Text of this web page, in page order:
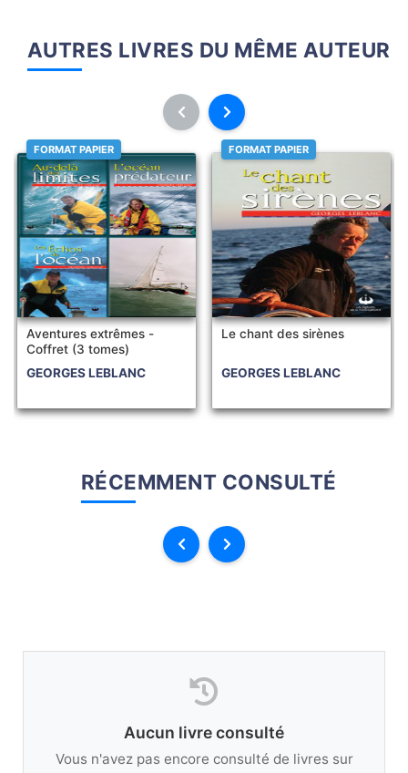
AUTRES LIVRES DU MÊME AUTEUR
FORMAT PAPIER
Aventures extrêmes -
Coffret (3 tomes)
GEORGES LEBLANC
FORMAT PAPIER
Le chant des sirènes
GEORGES LEBLANC
RÉCEMMENT CONSULTÉ
Aucun livre consulté
Vous n'avez pas encore consulté de livres sur